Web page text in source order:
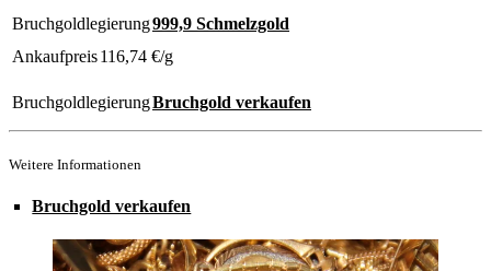
Bruchgoldlegierung999,9 Schmelzgold
Ankaufpreis116,74 €/g
BruchgoldlegierungBruchgold verkaufen
Weitere Informationen
Bruchgold verkaufen